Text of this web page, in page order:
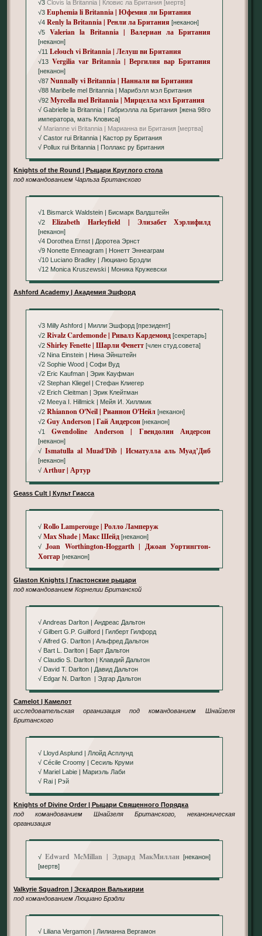
√3 Clovis la Britannia | Кловис ла Британия [мертв]
√3 Euphemia li Britannia | Юфемия ли Британия
√4 Renly la Britannia | Ренли ла Британия [неканон]
√5 Valerian la Britannia | Валериан ла Британия
[неканон]
√11 Lelouch vi Britannia | Лелуш ви Британия
√13 Vergilia var Britannia | Вергилия вар Британия
[неканон]
√87 Nunnally vi Britannia | Наннали ви Британия
√88 Maribelle mel Britannia | Марибэлл мэл Британия
√92 Myrcella mel Britannia | Мирцелла мэл Британия
√ Gabrielle la Britannia | Габриэлла ла Британия [жена 98го
императора, мать Кловиса]
√ Marianne vi Britannia | Марианна ви Британия [мертва]
√ Castor rui Britannia | Кастор ру Британия
√ Pollux rui Britannia | Поллакс ру Британия
Knights of the Round | Рыцари Круглого стола
под командованием Чарльза Британского
√1 Bismarck Waldstein | Бисмарк Валдштейн
√2Elizabeth Harleyfield | Элизабет Хэрлифилд
[неканон]
√4 Dorothea Ernst | Доротеа Эрнст
√9 Nonette Enneagram | Нонетт Эннеаграм
√10 Luciano Bradley | Люциано Брэдли
√12 Monica Kruszewski | Моника Кружевски
Ashford Academy | Академия Эшфорд
√3 Milly Ashford | Милли Эшфорд [президент]
√2 Rivalz Cardemonde | Ривалз Кардемонд[секретарь]
√2 Shirley Fenette | Шарли Фенетт [член студ.совета]
√2 Nina Einstein | Нина Эйнштейн
√2 Sophie Wood | Софи Вуд
√2 Eric Kaufman | Эрик Кауфман
√2 Stephan Kliegel | Стефан Клиегер
√2 Erich Cleitman | Эрик Клейтман
√2 Meeya I. Hillmick | Мейя И. Хиллмик
√2 Rhiannon O'Neil | Рианнон О'Нейл[неканон]
√2 Guy Anderson | Гай Андерсон[неканон]
√1Gwendoline Anderson | Гвендолин Андерсон
[неканон]
√ Ismatulla al Muad'Dib | Исматулла аль Муад’Диб
[неканон]
√ Arthur | Артур
Geass Cult | Культ Гиасса
√ Rollo Lamperouge | Ролло Ламперуж
√ Max Shade | Макс Шейд[неканон]
√Joan Worthington-Hoggarth | Джоан Уортингтон-
Хоггар[неканон]
Glaston Knights | Гластонские рыцари
под командованием Корнелии Британской
√ Andreas Darlton | Андреас Дальтон
√ Gilbert G.P. Guilford | Гилберт Гилфорд
√ Alfred G. Darlton | Альфред Дальтон
√ Bart L. Darlton | Барт Дальтон
√ Claudio S. Darlton | Клавдий Дальтон
√ David T. Darlton | Давид Дальтон
√ Edgar N. Darlton | Эдгар Дальтон
Camelot | Камелот
исследовательская организация под командованием Шнайзеля
Британского
√ Lloyd Asplund | Ллойд Асплунд
√ Cécile Croomy | Сесиль Круми
√ Mariel Labie | Мариэль Лаби
√ Rai | Рэй
Knights of Divine Order | Рыцари Священного Порядка
под командованием Шнайзеля Британского, неканоническая
организация
√Edward McMillan | Эдвард МакМиллан[неканон]
[мертв]
Valkyrie Squadron | Эскадрон Валькирии
под командованием Люциано Брэдли
√ Liliana Vergamon | Лилианна Вергамон